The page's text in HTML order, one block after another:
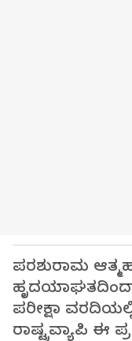
ಪರಶುರಾಮ
ಪರೀಕ್ಷಾ
ರಾಷ್ಟ್ರವ್ಯಾಪಿ ಈ